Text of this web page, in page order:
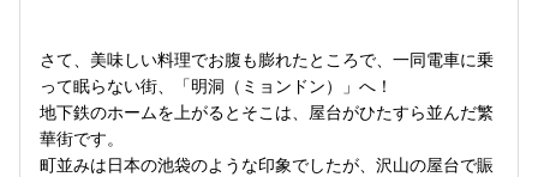
さて、美味しい料理でお腹も膨れたところで、一同電車に乗
って眠らない街、「明洞（ミョンドン）」へ！
地下鉄のホームを上がるとそこは、屋台がひたすら並んだ繁
華街です。
町並みは日本の池袋のような印象でしたが、沢山の屋台で賑